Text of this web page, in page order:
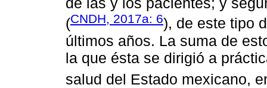
(CNDH, 2017a: 6), de este tipo
últimos años. La suma de
la que ésta se dirigió a
salud del Estado mexicano,